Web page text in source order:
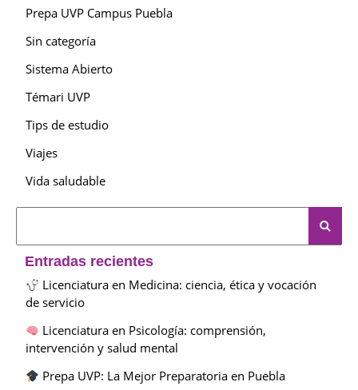
Prepa UVP Campus Puebla
Sin categoría
Sistema Abierto
Témari UVP
Tips de estudio
Viajes
Vida saludable
Entradas recientes
Licenciatura en Medicina: ciencia, ética y vocación
de servicio
Licenciatura en Psicología: comprensión,
intervención y salud mental
Prepa UVP: La Mejor Preparatoria en Puebla